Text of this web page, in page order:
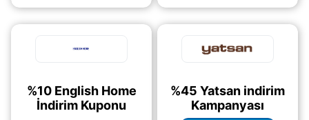
sitesinden
(daha&helliip;)
“KODU AÇ” butonuna
tıklayarak
(daha&helliip;)
%10 English Home
İndirim Kuponu
%45 Yatsan indirim
Kampanyası